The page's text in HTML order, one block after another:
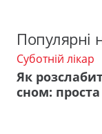
Популярні
Суботній лікар
Як
сном: